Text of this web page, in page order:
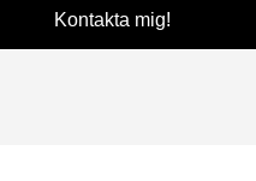
Kontakta mig!